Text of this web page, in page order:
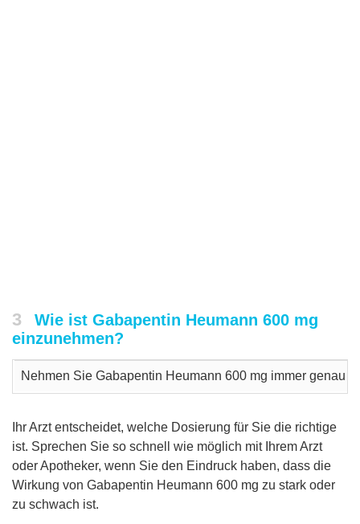
3
Wie ist Gabapentin Heumann 600 mg
einzunehmen?
Nehmen Sie Gabapentin Heumann 600 mg immer genau
Ihr Arzt entscheidet, welche Dosierung für Sie die richtige
ist. Sprechen Sie so schnell wie möglich mit Ihrem Arzt
oder Apotheker, wenn Sie den Eindruck haben, dass die
Wirkung von Gabapentin Heumann 600 mg zu stark oder
zu schwach ist.